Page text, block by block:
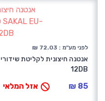
לפני מע"מ : 72.03 ₪
12DB
85 ₪ אזל המלאי